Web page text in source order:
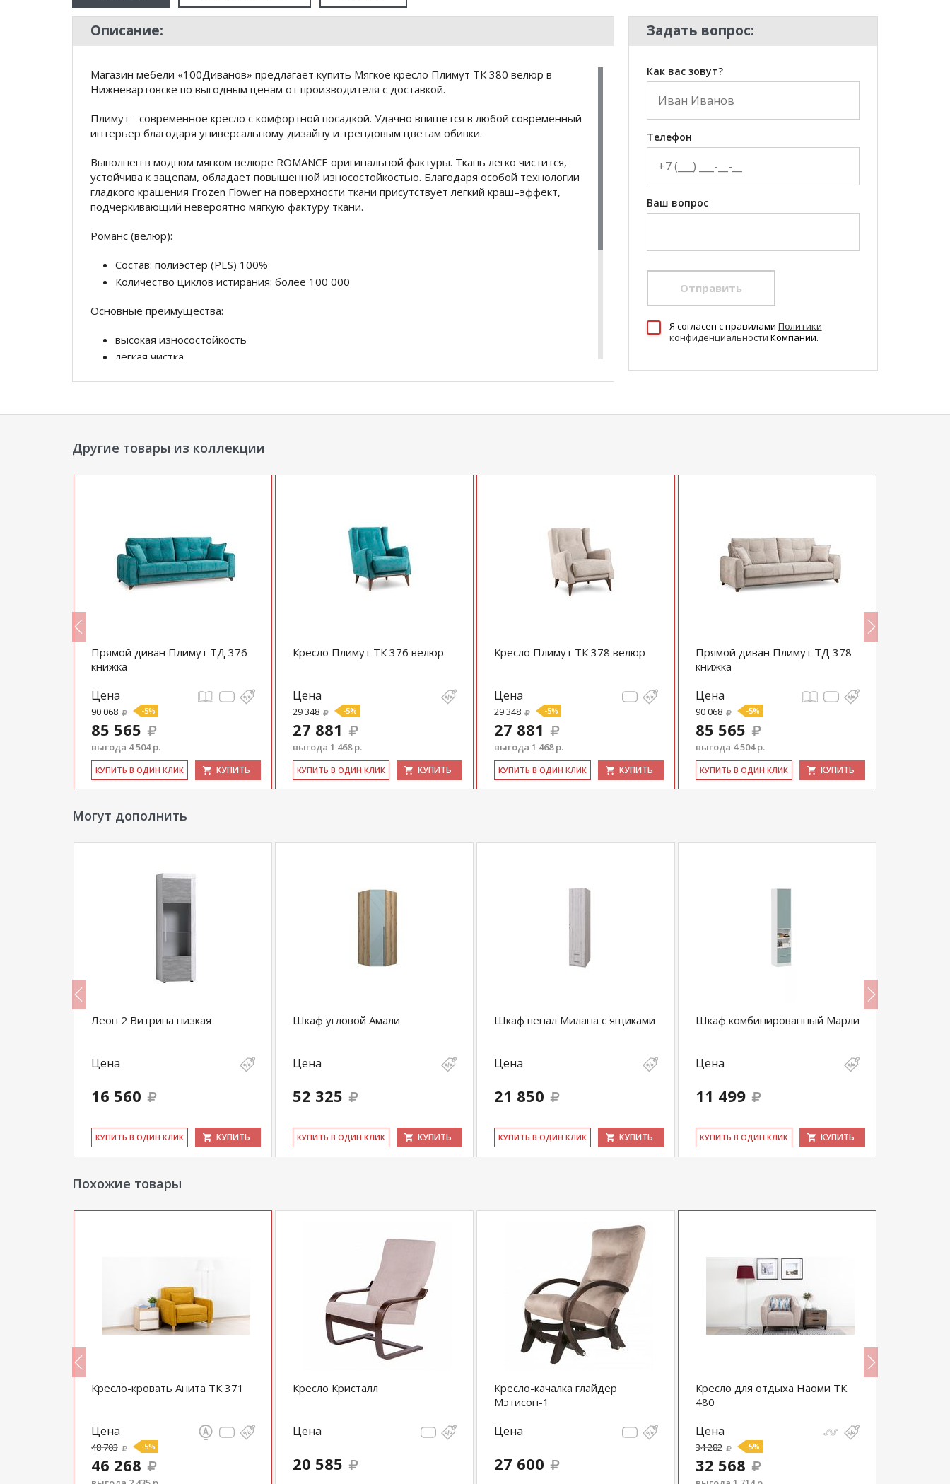
Описание:
Магазин мебели «100Диванов» предлагает купить Мягкое кресло Плимут ТК 380 велюр в
Нижневартовске по выгодным ценам от производителя с доставкой.
Плимут - современное кресло с комфортной посадкой. Удачно впишется в любой современный
интерьер благодаря универсальному дизайну и трендовым цветам обивки.
Выполнен в модном мягком велюре ROMANCE оригинальной фактуры. Ткань легко чистится,
устойчива к зацепам, обладает повышенной износостойкостью. Благодаря особой технологии
гладкого крашения Frozen Flower на поверхности ткани присутствует легкий краш–эффект,
подчеркивающий невероятно мягкую фактуру ткани.
Романс (велюр):
Состав: полиэстер (PES) 100%
Количество циклов истирания: более 100 000
Основные преимущества:
высокая износостойкость
легкая чистка
*Дополнительную информацию о том, как купить
Задать вопрос:
Как вас зовут?
Телефон
Ваш вопрос
Отправить
Я согласен c правилами Политики
конфиденциальности Компании.
Другие товары из коллекции
Прямой диван Плимут ТД 376
книжка
Цена
90 068 -5%
85 565
выгода 4 504 р.
КУ­ПИТЬ В ОДИН КЛИК КУПИТЬ
Кресло Плимут ТК 376 велюр
Цена
29 348 -5%
27 881
выгода 1 468 р.
КУ­ПИТЬ В ОДИН КЛИК КУПИТЬ
Кресло Плимут ТК 378 велюр
Цена
29 348 -5%
27 881
выгода 1 468 р.
КУ­ПИТЬ В ОДИН КЛИК КУПИТЬ
Прямой диван Плимут ТД 378
книжка
Цена
90 068 -5%
85 565
выгода 4 504 р.
КУ­ПИТЬ В ОДИН КЛИК КУПИТЬ
Могут дополнить
Леон 2 Витрина низкая
Цена
16 560
КУ­ПИТЬ В ОДИН КЛИК КУПИТЬ
Шкаф угловой Амали
Цена
52 325
КУ­ПИТЬ В ОДИН КЛИК КУПИТЬ
Шкаф пенал Милана с ящиками
Цена
21 850
КУ­ПИТЬ В ОДИН КЛИК КУПИТЬ
Шкаф комбинированный Марли
Цена
11 499
КУ­ПИТЬ В ОДИН КЛИК КУПИТЬ
Похожие товары
Кресло-кровать Анита ТК 371
Цена
48 703 -5%
46 268
Кресло Кристалл
Цена
20 585
Кресло-качалка глайдер
Мэтисон-1
Цена
27 600
Кресло для отдыха Наоми ТК
480
Цена
34 282 -5%
32 568